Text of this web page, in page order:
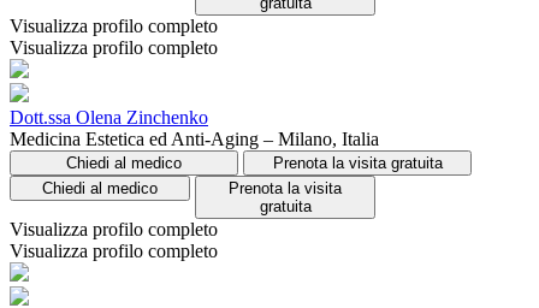
Visualizza profilo completo
Visualizza profilo completo
Dott.ssa Olena Zinchenko
Medicina Estetica ed Anti-Aging – Milano, Italia
Chiedi al medico
Prenota la visita gratuita
Chiedi al medico
Prenota la visita
gratuita
Visualizza profilo completo
Visualizza profilo completo